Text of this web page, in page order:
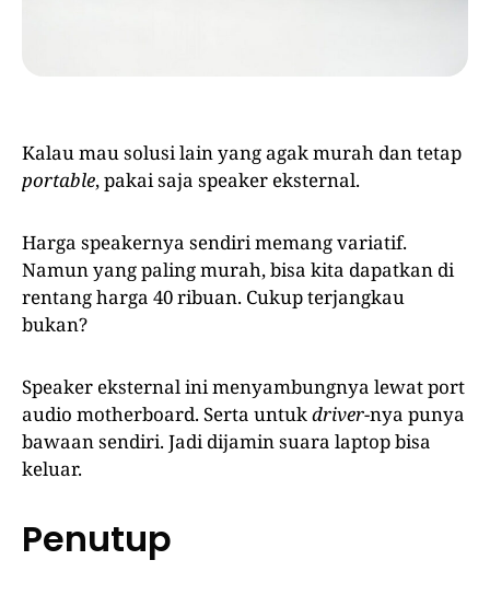
Kalau mau solusi lain yang agak murah dan tetap
portable, pakai saja speaker eksternal.
Harga speakernya sendiri memang variatif.
Namun yang paling murah, bisa kita dapatkan di
rentang harga 40 ribuan. Cukup terjangkau
bukan?
Speaker eksternal ini menyambungnya lewat port
audio motherboard. Serta untukdriver-nya punya
bawaan sendiri. Jadi dijamin suara laptop bisa
keluar.
Penutup